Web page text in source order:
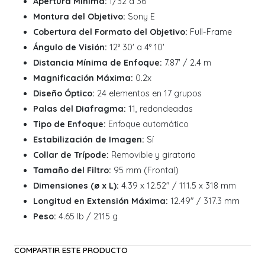
Montura del Objetivo: Sony E
Cobertura del Formato del Objetivo: Full-Frame
Ángulo de Visión: 12° 30' a 4° 10'
Distancia Mínima de Enfoque: 7.87' / 2.4 m
Magnificación Máxima: 0.2x
Diseño Óptico: 24 elementos en 17 grupos
Palas del Diafragma: 11, redondeadas
Tipo de Enfoque: Enfoque automático
Estabilización de Imagen: Sí
Collar de Trípode: Removible y giratorio
Tamaño del Filtro: 95 mm (Frontal)
Dimensiones (ø x L): 4.39 x 12.52" / 111.5 x 318 mm
Longitud en Extensión Máxima: 12.49" / 317.3 mm
Peso: 4.65 lb / 2115 g
COMPARTIR ESTE PRODUCTO